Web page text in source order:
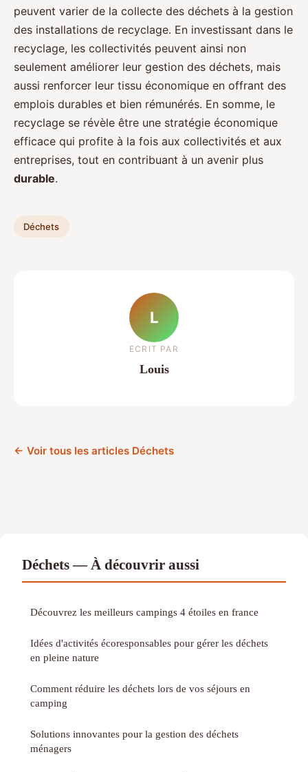
peuvent varier de la collecte des déchets à la gestion
des installations de recyclage. En investissant dans le
recyclage, les collectivités peuvent ainsi non
seulement améliorer leur gestion des déchets, mais
aussi renforcer leur tissu économique en offrant des
emplois durables et bien rémunérés. En somme, le
recyclage se révèle être une stratégie économique
efficace qui profite à la fois aux collectivités et aux
entreprises, tout en contribuant à un avenir plus
durable.
Déchets
L
ECRIT PAR
Louis
← Voir tous les articles Déchets
Déchets — À découvrir aussi
Découvrez les meilleurs campings 4 étoiles en france
Idées d'activités écoresponsables pour gérer les déchets
en pleine nature
Comment réduire les déchets lors de vos séjours en
camping
Solutions innovantes pour la gestion des déchets
ménagers